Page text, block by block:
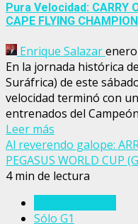
Pura Velocidad: CARRY
CAPE FLYING
Enrique Salazar
En la jornada histórica
Suráfrica) de este
velocidad terminó con
entrenados del
Leer más
Al reverendo galope:
PEGASUS WORLD CUP
4 min de lectura
Sólo G1